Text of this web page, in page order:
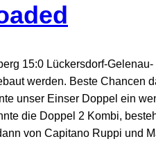
15:0 Lückersdorf-
werden. Beste Chancen
unser Einser Doppel ein
die Doppel 2 Kombi,
von Capitano Ruppi und